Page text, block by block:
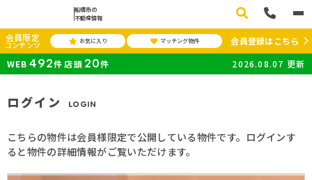
船橋市の
不動産情報
会員限定
コンテンツ お気に入り マッチング物件
会員登録はこちら
WEB 492件 店頭 20件 2026.08.07 更新
ログイン LOGIN
こちらの物件は会員様限定で公開している物件です。ログインす
ると物件の詳細情報がご覧いただけます。